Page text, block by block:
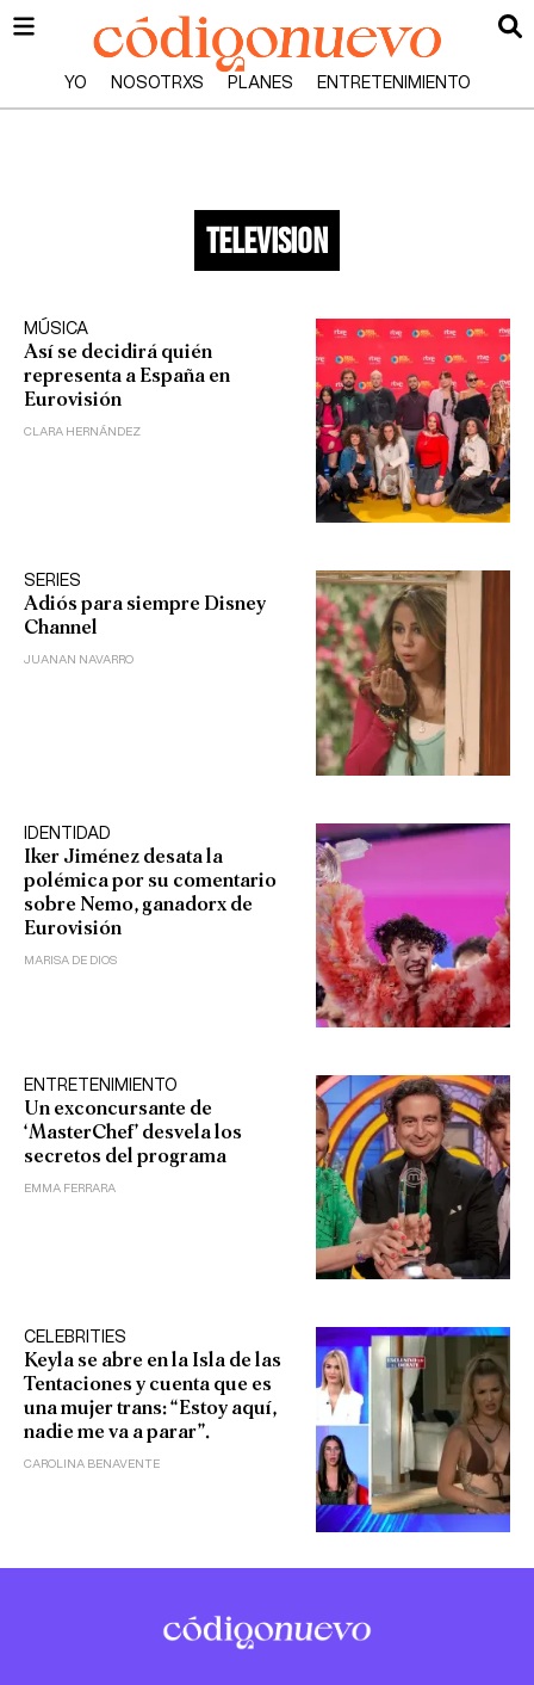
YO NOSOTRXS PLANES ENTRETENIMIENTO
television
MÚSICA
Así se decidirá quién
representa a España en
Eurovisión
CLARA HERNÁNDEZ
SERIES
Adiós para siempre Disney
Channel
JUANAN NAVARRO
IDENTIDAD
Iker Jiménez desata la
polémica por su comentario
sobre Nemo, ganadorx de
Eurovisión
MARISA DE DIOS
ENTRETENIMIENTO
Un exconcursante de
‘MasterChef’ desvela los
secretos del programa
EMMA FERRARA
CELEBRITIES
Keyla se abre en la Isla de las
Tentaciones y cuenta que es
una mujer trans: “Estoy aquí,
nadie me va a parar”.
CAROLINA BENAVENTE